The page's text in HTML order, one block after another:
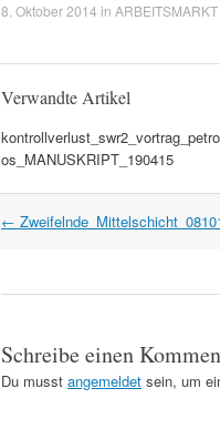
8. Oktober 2014 in
Verwandte Artikel
os_MANUSKRIPT_190415
Artikel
←
Schreibe einen
Du musst angemeldet sein, um